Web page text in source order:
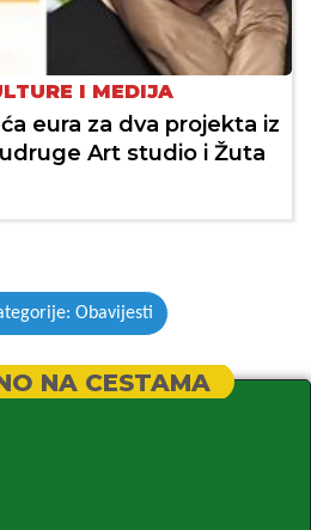
I MEDIJA
eura za dva projekta iz
Art studio i Žuta
Obavijesti
NA CESTAMA